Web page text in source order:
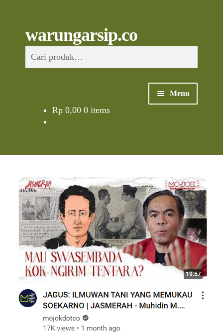
to
navigation
to
content
warungarsip.co
untuk:
Menu
Foto
Suara
Suvenir
Cari Arsip
Alamat
Rp0,00 0 items